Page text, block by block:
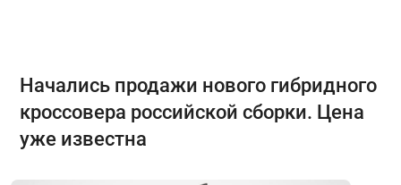
Начались продажи нового гибридного
кроссовера российской сборки. Цена
уже известна